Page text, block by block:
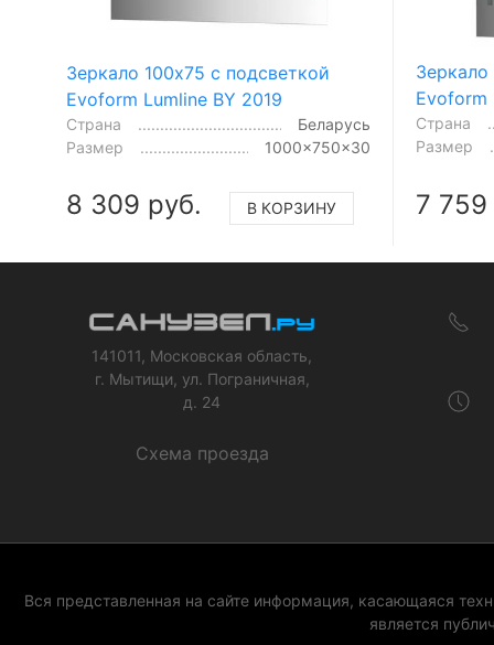
Зеркало 100x75 с подсветкой
Evoform Lumline BY 2019
Страна
Беларусь
Размер
1000x750x30
8 309 руб. В КОРЗИНУ
Evoform
Страна
Размер
7 759
141011, Московская область,
г. Мытищи, ул. Пограничная,
д. 24
Схема проезда
Вся представленная на сайте информация, касающаяся
является